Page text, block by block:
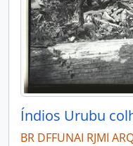
Índios Urubu
BR DFFUNAI RJMI